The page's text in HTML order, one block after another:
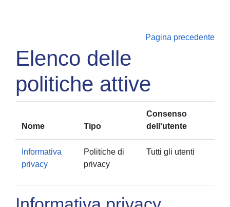
Pagina precedente
Elenco delle
politiche attive
Nome Tipo
Consenso
dell'utente
Informativa
privacy
Politiche di
privacy
Tutti gli utenti